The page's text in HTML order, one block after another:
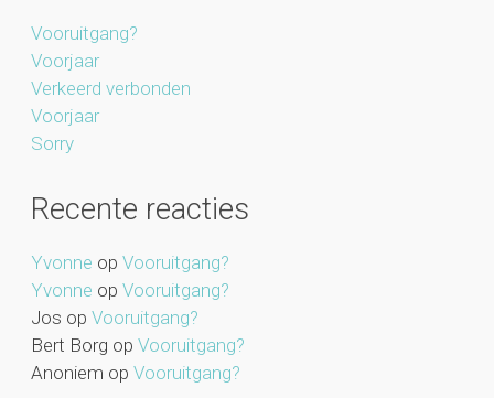
Vooruitgang?
Voorjaar
Verkeerd verbonden
Voorjaar
Sorry
Recente reacties
Yvonne op Vooruitgang?
Yvonne op Vooruitgang?
Jos op Vooruitgang?
Bert Borg op Vooruitgang?
Anoniem op Vooruitgang?